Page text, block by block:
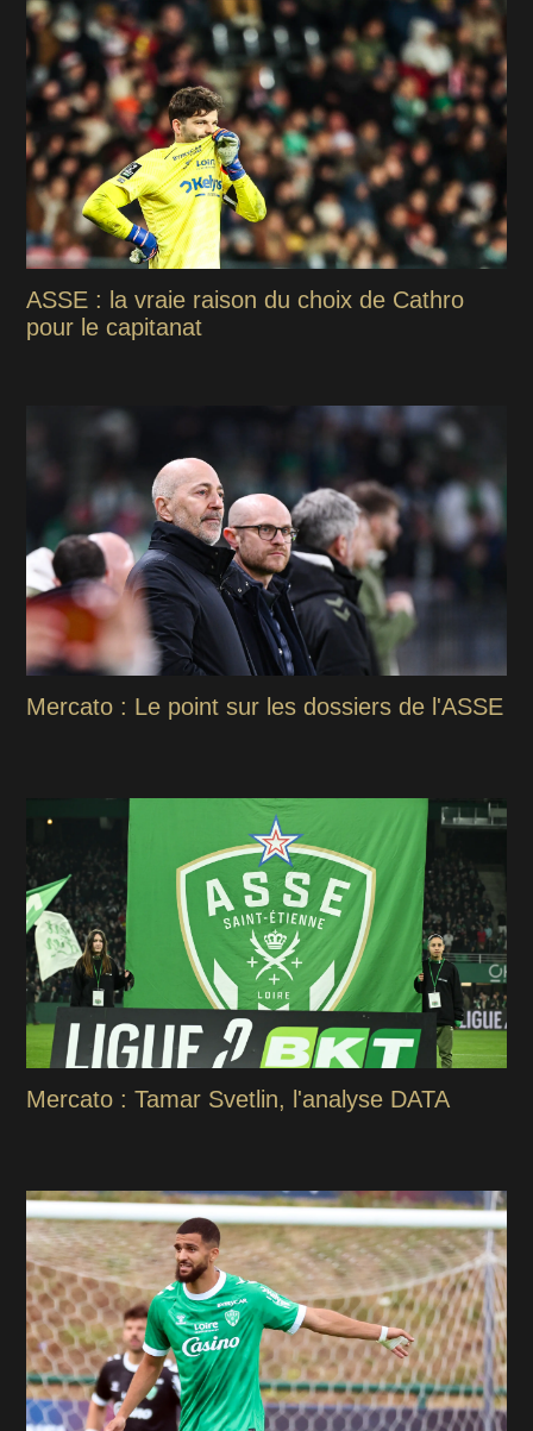
ASSE : la vraie raison du choix de Cathro
pour le capitanat
Mercato : Le point sur les dossiers de l'ASSE
Mercato : Tamar Svetlin, l'analyse DATA